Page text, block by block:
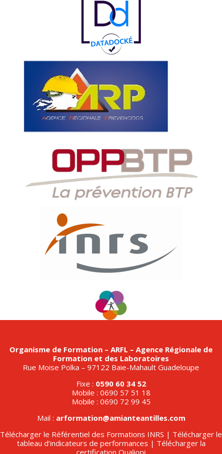
Organisme de Formation – ARFL – Agence Régionale de
Formation et des Laboratoires
Rue Moise Polka – 97122 Baie-Mahault Guadeloupe
Fixe : 0590 60 34 52
Mobile : 0690 57 51 18
Télécharger le Référentiel des Formations INRS|Télécharger le
tableau d’indicateurs de performances
| Télécharger la